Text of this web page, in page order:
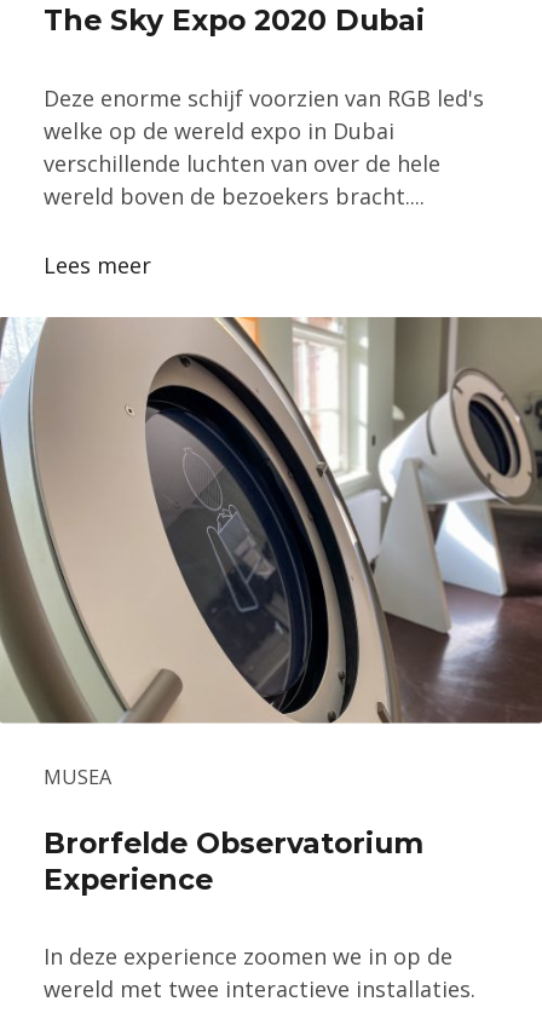
The Sky Expo 2020 Dubai
Deze enorme schijf voorzien van RGB led's
welke op de wereld expo in Dubai
verschillende luchten van over de hele
wereld boven de bezoekers bracht....
Lees meer
MUSEA
Brorfelde Observatorium
Experience
In deze experience zoomen we in op de
wereld met twee interactieve installaties.